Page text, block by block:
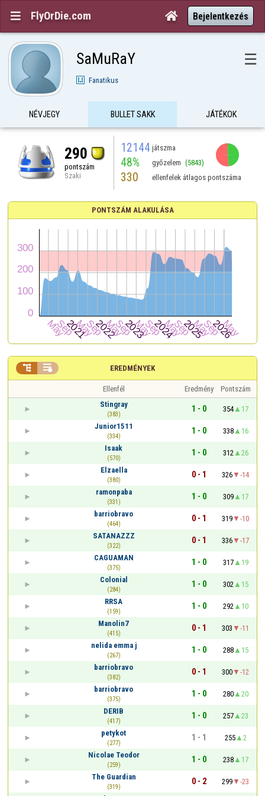
 FlyOrDie.com  Bejelentkezés
SaMuRaY ☰
Fanatikus
NÉVJEGY BULLET SAKK JÁTÉKOK
290
pontszám
Szaki
12144 játszma
48% győzelem (5843)
330 ellenfelek átlagos pontszáma
PONTSZÁM ALAKULÁSA
EREDMÉNYEK
 
Ellenfél Eredmény
Pontszám
Stingray
(383)
1 - 0 354
17
Junior1511
(334)
1 - 0 338
16
Isaak
(570)
1 - 0 312
26
Elzaella
(380)
0 - 1 326
-14
ramonpaba
(331)
1 - 0 309
17
barriobravo
(464)
0 - 1 319
-10
SATANAZZZ
(322)
0 - 1 336
-17
CAGUAMAN
(375)
1 - 0 317
19
Colonial
(284)
1 - 0 302
15
RRSA
(159)
1 - 0 292
10
Manolin7
(415)
0 - 1 303
-11
nelida emma j
(267)
1 - 0 288
15
barriobravo
(382)
0 - 1 300
-12
barriobravo
(375)
1 - 0 280
20
DERIB
(417)
1 - 0 257
23
petykot
(277)
1 - 1 255
2
Nicolae Teodor
(259)
1 - 0 238
17
The Guardian
(319)
0 - 2 299
-23